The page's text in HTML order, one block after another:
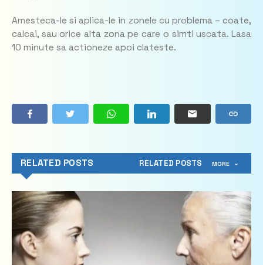
Amesteca-le si aplica-le in zonele cu problema – coate,
calcai, sau orice alta zona pe care o simti uscata. Lasa
10 minute sa actioneze apoi clateste.
RELATED POSTS RELATED POSTS MORE